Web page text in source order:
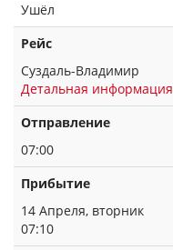
Ушёл
Рейс
Суздаль-Владимир
Детальная информация
Отправление
07:00
Прибытие
14 Апреля, вторник
07:10